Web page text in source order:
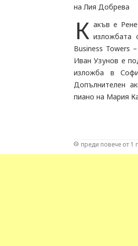
на Лия Добрева
К акъв е
изложбата
Business Towers
Иван Узунов е
изложба в
Допълнителен
пиано на Мария
преди повече от 1